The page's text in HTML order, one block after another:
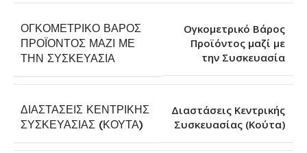
ΟΓΚΟΜΕΤΡΙΚΌ ΒΆΡΟΣ
ΠΡΟΪΌΝΤΟΣ ΜΑΖΊ ΜΕ
ΤΗΝ ΣΥΣΚΕΥΑΣΊΑ
Ογκομετρικό Βάρος
Προϊόντος μαζί με
την Συσκευασία
ΔΙΑΣΤΆΣΕΙΣ ΚΕΝΤΡΙΚΉΣ
ΣΥΣΚΕΥΑΣΊΑΣ (ΚΟΎΤΑ)
Διαστάσεις Κεντρικής
Συσκευασίας (Κούτα)